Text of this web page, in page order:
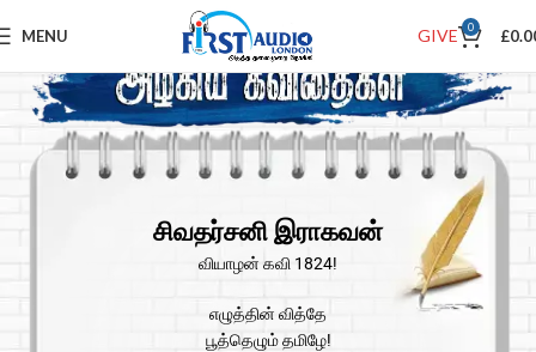
MENU GIVE 0 £
சிவதர்சனி இராகவன்
வியாழன் கவி 1824!
எழுத்தின் வித்தே
பூத்தெழும் தமிழே!